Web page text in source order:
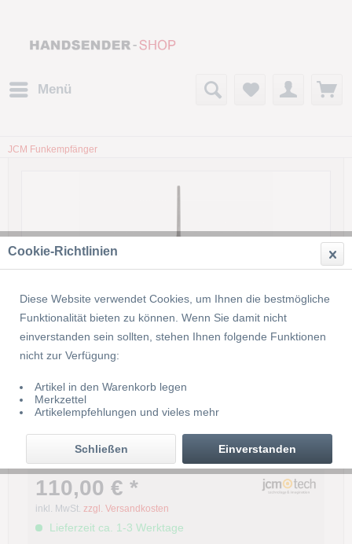
Menü
JCM Funkempfänger
JCM Empfänger Micro 2+ 31 DCS
Plus 2 kanal 12/24V
110,00 € *
inkl. MwSt. zzgl. Versandkosten
Lieferzeit ca. 1-3 Werktage
Cookie-Richtlinien
Diese Website verwendet Cookies, um Ihnen die bestmögliche
Funktionalität bieten zu können. Wenn Sie damit nicht
einverstanden sein sollten, stehen Ihnen folgende Funktionen
nicht zur Verfügung:
Artikel in den Warenkorb legen
Merkzettel
Artikelempfehlungen und vieles mehr
Einverstanden
Schließen